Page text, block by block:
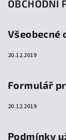
OBCHODNÍ
Všeobecné
20.12.2019
Formulář
20.12.2019
Podmínky